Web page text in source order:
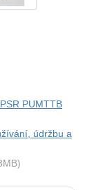
PUMTTB
údržbu a